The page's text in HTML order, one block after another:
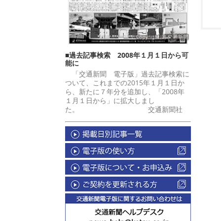
■過去記事検索 2008年１月１日から可
能に
「交通新聞 電子版」過去記事検索に
ついて、これまでの2015年１月１日か
ら、新たに７年分を追加し、「2008年
１月１日から」に拡大しまし
た。 交通新聞社